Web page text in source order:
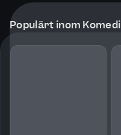
Populärt inom Komedi